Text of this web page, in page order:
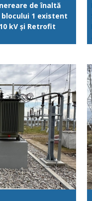
de înaltă
1 existent
kV și Retrofit